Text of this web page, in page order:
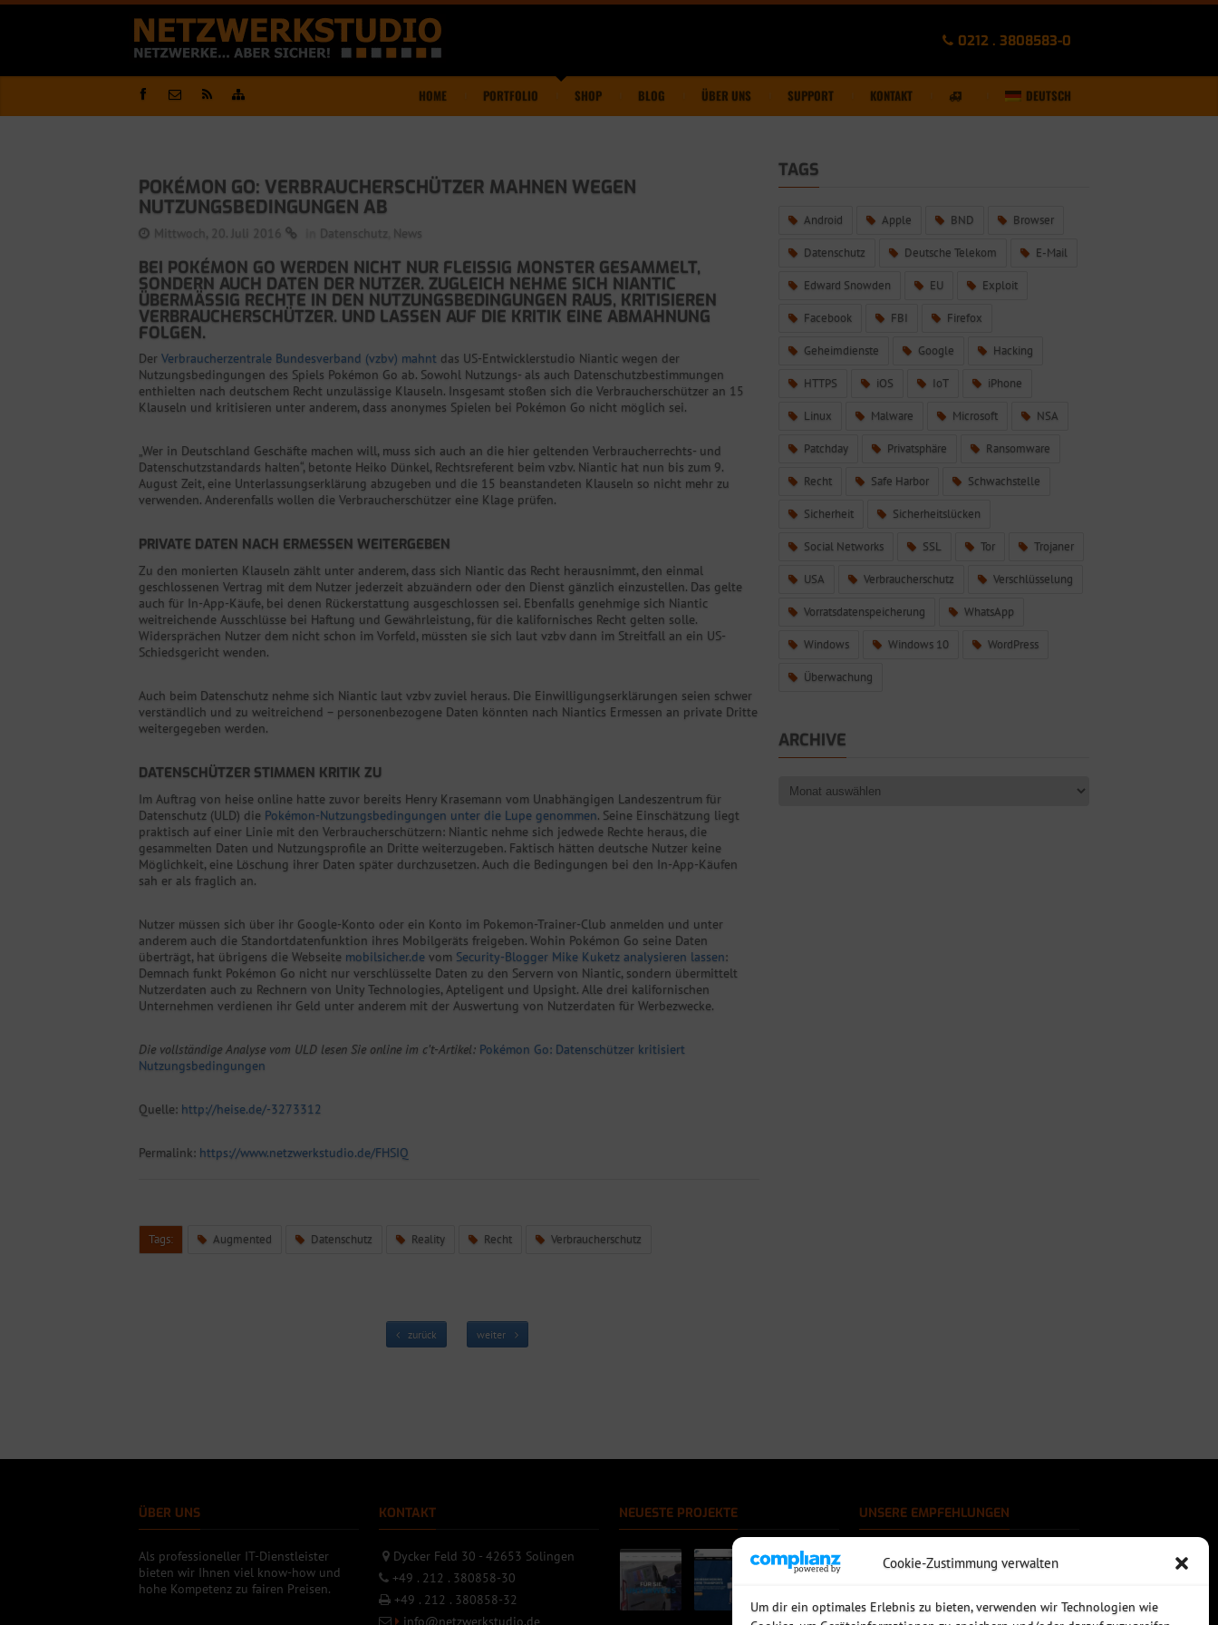
Cookie-Zustimmung verwalten
Um dir ein optimales Erlebnis zu bieten, verwenden wir Technologien wie
0212 . 3808583-0
HOME PORTFOLIO SHOP BLOG ÜBER UNS SUPPORT KONTAKT DEUTSCH
POKÉMON GO: VERBRAUCHERSCHÜTZER MAHNEN WEGEN
NUTZUNGSBEDINGUNGEN AB
Mittwoch, 20. Juli 2016 Datenschutz News
BEI POKÉMON GO WERDEN NICHT NUR FLEISSIG MONSTER GESAMMELT, S
ONDERN AUCH DATEN DER NUTZER. ZUGLEICH NEHME SICH NIANTIC Ü
BERMÄSSIG RECHTE IN DEN NUTZUNGSBEDINGUNGEN RAUS, KRITISIEREN VE
RBRAUCHERSCHÜTZER. UND LASSEN AUF DIE KRITIK EINE ABMAHNUNG FO
LGEN.
Der Verbraucherzentrale Bundesverband (vzbv) mahntdas US-Entwicklerstudio Niantic wegen der
Nutzungsbedingungen des Spiels Pokémon Go ab. Sowohl Nutzungs- als auch Datenschutzbestimmungen
enthielten nach deutschem Recht unzulässige Klauseln. Insgesamt stoßen sich die Verbraucherschützer an 15
Klauseln und kritisieren unter anderem, dass anonymes Spielen bei Pokémon Go nicht möglich sei.
„Wer in Deutschland Geschäfte machen will, muss sich auch an die hier geltenden Verbraucherrechts- und
Datenschutzstandards halten“, betonte Heiko Dünkel, Rechtsreferent beim vzbv. Niantic hat nun bis zum 9.
August Zeit, eine Unterlassungserklärung abzugeben und die 15 beanstandeten Klauseln so nicht mehr zu
verwenden. Anderenfalls wollen die Verbraucherschützer eine Klage prüfen.
PRIVATE DATEN NACH ERMESSEN WEITERGEBEN
Zu den monierten Klauseln zählt unter anderem, dass sich Niantic das Recht herausnimmt, den einmal
geschlossenen Vertrag mit dem Nutzer jederzeit abzuändern oder den Dienst gänzlich einzustellen. Das gelte
auch für In-App-Käufe, bei denen Rückerstattung ausgeschlossen sei. Ebenfalls genehmige sich Niantic
weitreichende Ausschlüsse bei Haftung und Gewährleistung, für die kalifornisches Recht gelten solle.
Widersprächen Nutzer dem nicht schon im Vorfeld, müssten sie sich laut vzbv dann im Streitfall an ein US-
Schiedsgericht wenden.
Auch beim Datenschutz nehme sich Niantic laut vzbv zuviel heraus. Die Einwilligungserklärungen seien schwer
verständlich und zu weitreichend – personenbezogene Daten könnten nach Niantics Ermessen an private Dritte
weitergegeben werden.
DATENSCHÜTZER STIMMEN KRITIK ZU
Im Auftrag von heise online hatte zuvor bereits Henry Krasemann vom Unabhängigen Landeszentrum für
Datenschutz (ULD) die Pokémon-Nutzungsbedingungen unter die Lupe genommen. Seine Einschätzung liegt
praktisch auf einer Linie mit den Verbraucherschützern: Niantic nehme sich jedwede Rechte heraus, die
gesammelten Daten und Nutzungsprofile an Dritte weiterzugeben. Faktisch hätten deutsche Nutzer keine
Möglichkeit, eine Löschung ihrer Daten später durchzusetzen. Auch die Bedingungen bei den In-App-Käufen
sah er als fraglich an.
Nutzer müssen sich über ihr Google-Konto oder ein Konto im Pokemon-Trainer-Club anmelden und unter
anderem auch die Standortdatenfunktion ihres Mobilgeräts freigeben. Wohin Pokémon Go seine Daten
überträgt, hat übrigens die Webseite mobilsicher.devom Security-Blogger Mike Kuketz analysieren lassen:
Demnach funkt Pokémon Go nicht nur verschlüsselte Daten zu den Servern von Niantic, sondern übermittelt
Nutzerdaten auch zu Rechnern von Unity Technologies, Apteligent und Upsight. Alle drei kalifornischen
Unternehmen verdienen ihr Geld unter anderem mit der Auswertung von Nutzerdaten für Werbezwecke.
Die vollständige Analyse vom ULD lesen Sie online im c’t-Artikel: Pokémon Go: Datenschützer kritisiert
Nutzungsbedingungen
Quelle: http://heise.de/-3273312
Permalink: https://www.netzwerkstudio.de/FHSIQ
Tags: Augmented Datenschutz Reality Recht Verbraucherschutz
zurück weiter
TAGS
Android Apple BND Browser
Datenschutz Deutsche Telekom E-Mail
Edward Snowden EU Exploit
Facebook FBI Firefox
Geheimdienste Google Hacking
HTTPS iOS IoT iPhone
Linux Malware Microsoft NSA
Patchday Privatsphäre Ransomware
Recht Safe Harbor Schwachstelle
Sicherheit Sicherheitslücken
Social Networks SSL Tor Trojaner
USA Verbraucherschutz Verschlüsselung
Vorratsdatenspeicherung WhatsApp
Windows Windows 10 WordPress
Überwachung
ARCHIVE
ÜBER UNS
Als professioneller IT-Dienstleister
bieten wir Ihnen viel know-how und
hohe Kompetenz zu fairen Preisen.
KONTAKT
Dycker Feld 30 - 42653 Solingen
+49 . 212 . 380858-30
+49 . 212 . 380858-32
info@netzwerkstudio.de
NEUESTE PROJEKTE UNSERE EMPFEHLUNGEN
Rechtssichere Email-Archivierung
MDaemon Mail- & Groupwareserver
Sophos UTM - Mehr als eine Firewall